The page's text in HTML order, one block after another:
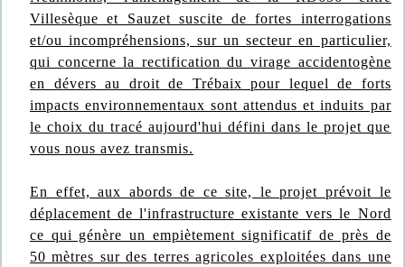
Villesèque et Sauzet suscite de fortes interrogations
et/ou incompréhensions, sur un secteur en particulier,
qui concerne la rectification du virage accidentogène
en dévers au droit de Trébaix pour lequel de forts
impacts environnementaux sont attendus et induits par
le choix du tracé aujourd'hui défini dans le projet que
vous nous avez transmis.
En effet, aux abords de ce site, le projet prévoit le
déplacement de l'infrastructure existante vers le Nord
ce qui génère un empiètement significatif de près de
50 mètres sur des terres agricoles exploitées dans une